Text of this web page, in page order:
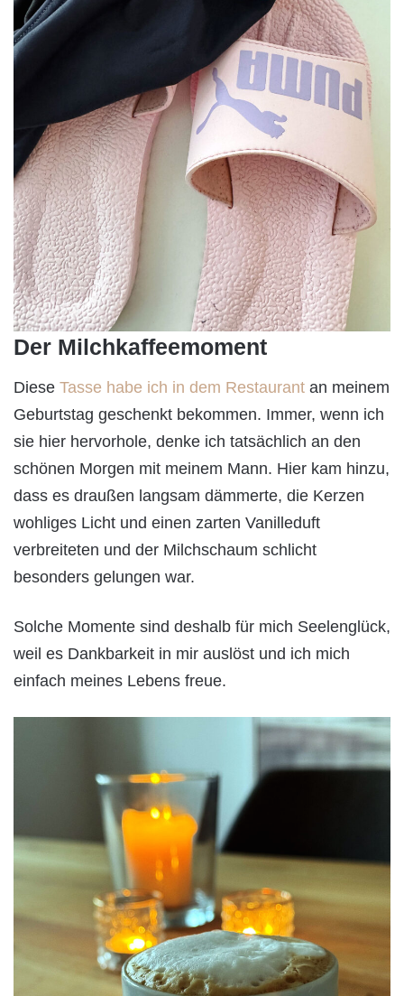
Der Milchkaffeemoment
Diese Tasse habe ich in dem Restaurant an meinem
Geburtstag geschenkt bekommen. Immer, wenn ich
sie hier hervorhole, denke ich tatsächlich an den
schönen Morgen mit meinem Mann. Hier kam hinzu,
dass es draußen langsam dämmerte, die Kerzen
wohliges Licht und einen zarten Vanilleduft
verbreiteten und der Milchschaum schlicht
besonders gelungen war.
Solche Momente sind deshalb für mich Seelenglück,
weil es Dankbarkeit in mir auslöst und ich mich
einfach meines Lebens freue.